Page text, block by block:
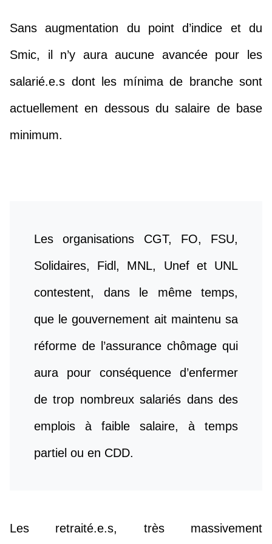
Sans augmentation du point d’indice et du
Smic, il n’y aura aucune avancée pour les
salarié.e.s dont les mínima de branche sont
actuellement en dessous du salaire de base
minimum.
Les organisations CGT, FO, FSU,
Solidaires, Fidl, MNL, Unef et UNL
contestent, dans le même temps,
que le gouvernement ait maintenu sa
réforme de l’assurance chômage qui
aura pour conséquence d’enfermer
de trop nombreux salariés dans des
emplois à faible salaire, à temps
partiel ou en CDD.
Les retraité.e.s, très massivement